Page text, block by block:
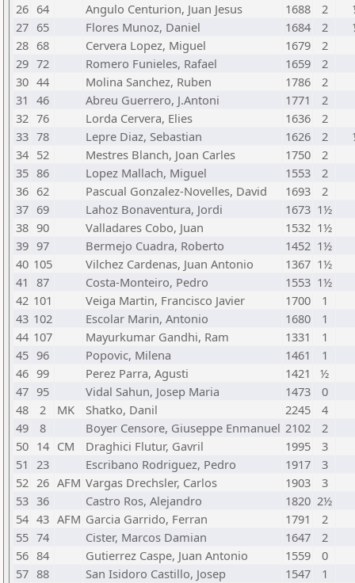
26 64 Angulo Centurion, Juan Jesus 1688 2
27 65 Flores Munoz, Daniel 1684 2
28 68 Cervera Lopez, Miguel 1679 2
29 72 Romero Funieles, Rafael 1659
2
30 44 Molina Sanchez, Ruben 1786 2
31 46 Abreu Guerrero, J.Antoni 1771 2
32 76 Lorda Cervera, Elies 1636 2
33 78 Lepre Diaz, Sebastian 1626 2
34 52 Mestres Blanch, Joan Carles 1750 2
35 86 Lopez Mallach, Miguel 1553 2
36 62 Pascual Gonzalez-Novelles, David 1693 2
37 69 Lahoz Bonaventura, Jordi 1673 1½
38 90 Valladares Cobo, Juan 1532 1½
39 97 Bermejo Cuadra, Roberto 1452 1½
40 105 Vilchez Cardenas, Juan Antonio 1367 1½
41 87 Costa-Monteiro, Pedro 1553 1½
42 101 Veiga Martin, Francisco Javier 1700 1
43 102 Escolar Marin, Antonio 1680
1
44 107 Mayurkumar Gandhi, Ram 1331 1
45 96 Popovic, Milena 1461 1
46 99 Perez Parra, Agusti 1421 ½
47 95 Vidal Sahun, Josep Maria 1473 0
48
2 MK Shatko, Danil 2245
4
49
8 Boyer Censore, Giuseppe Enmanuel 2102
2
50 14 CM Draghici Flutur, Gavril 1995
3
51 23 Escribano Rodriguez, Pedro 1917
3
52 26 AFM Vargas Drechsler, Carlos 1903
3
53 36 Castro Ros, Alejandro 1820 2½
54 43 AFM Garcia Garrido, Ferran 1791
2
55 74 Cister, Marcos Damian 1647
2
56 84 Gutierrez Caspe, Juan Antonio 1559
0
57 88 San Isidoro Castillo, Josep 1547
1